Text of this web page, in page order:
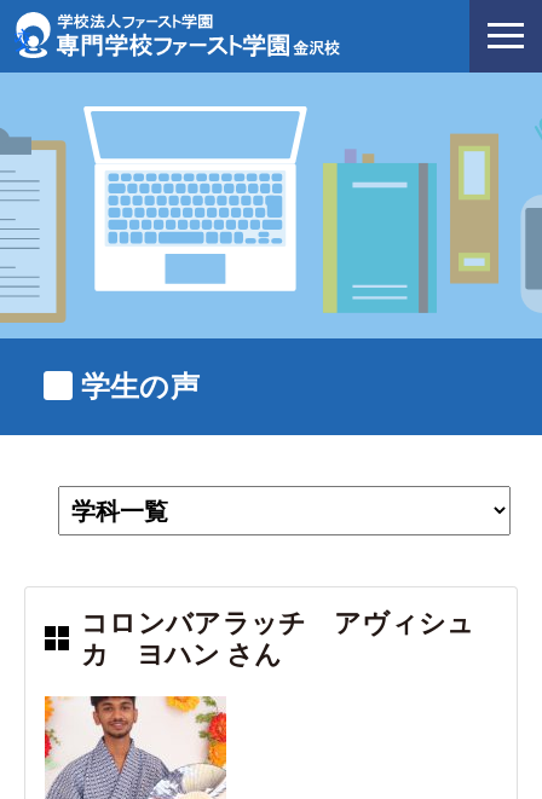
校
学生の声
コロンバアラッチ アヴィシュ
カ ヨハン さん